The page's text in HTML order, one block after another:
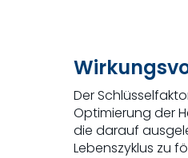
Der
Optimierung der
die darauf
Lebenszyklus zu